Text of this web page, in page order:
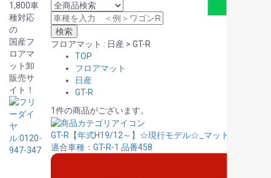
1,800車
種対応
の
国産フ
ロアマ
ット卸
販売サ
イト！
フロアマット : 日産 > GT-R
TOP
フロアマット
日産
GT-R
1件の商品がございます。
GT-R【年式H19/12～】☆現行モデル☆_マット 4WD
適合車種：GT-R-1 品番458